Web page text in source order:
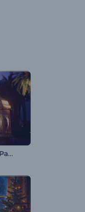
Интро "Сверкающая ночь Рамадана"